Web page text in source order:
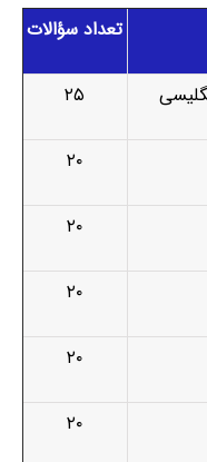
تعداد سؤالات
۲۵
۲۰
۲۰
۲۰
۲۰
۲۰